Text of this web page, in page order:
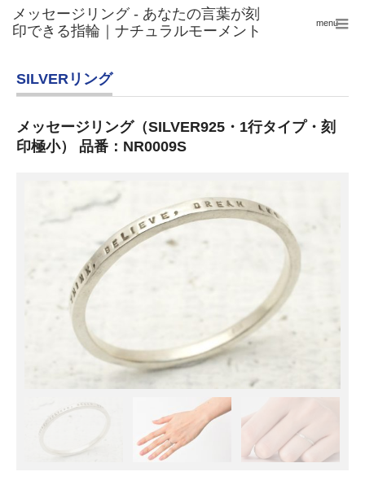
menu
SILVERリング
メッセージリング（SILVER925・1行タイプ・刻
印極小） 品番：NR0009S